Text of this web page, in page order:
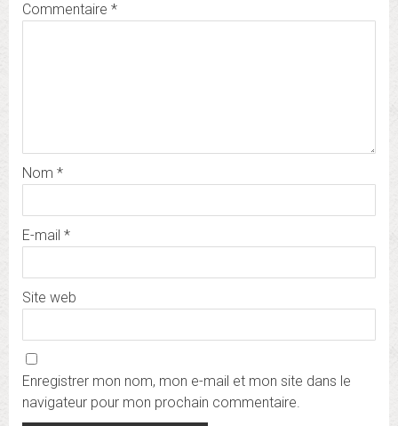
Commentaire *
Nom *
E-mail *
Site web
Enregistrer mon nom, mon e-mail et mon site dans le
navigateur pour mon prochain commentaire.